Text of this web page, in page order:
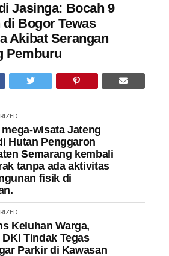
Jasinga: Bocah 9
di Bogor Tewas
Akibat Serangan
Pemburu
wisata Jateng
Hutan Penggaron
Semarang kembali
tanpa ada aktivitas
fisik di
Keluhan Warga,
Tindak Tegas
Parkir di Kawasan